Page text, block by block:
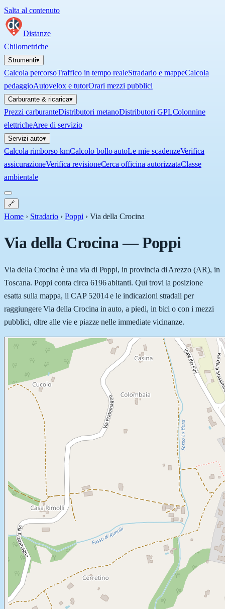
Salta al contenuto
Distanze
Chilometriche
Strumenti▾
Calcola percorsoTraffico in tempo realeStradario e mappeCalcola
pedaggioAutovelox e tutorOrari mezzi pubblici
Carburante & ricarica▾
Prezzi carburanteDistributori metanoDistributori GPLColonnine
elettricheAree di servizio
Servizi auto▾
Calcola rimborso kmCalcolo bollo autoLe mie scadenzeVerifica
assicurazioneVerifica revisioneCerca officina autorizzataClasse
ambientale
🔗
Home › Stradario › Poppi › Via della Crocina
Via della Crocina—Poppi
Via della Crocina è una via di Poppi, in provincia di Arezzo (AR), in
Toscana. Poppi conta circa 6196 abitanti. Qui trovi la posizione
esatta sulla mappa, il CAP 52014 e le indicazioni stradali per
raggiungere Via della Crocina in auto, a piedi, in bici o con i mezzi
pubblici, oltre alle vie e piazze nelle immediate vicinanze.